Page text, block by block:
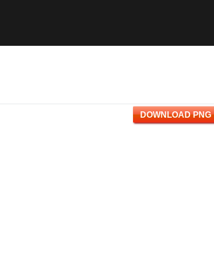
DOWNLOAD PNG